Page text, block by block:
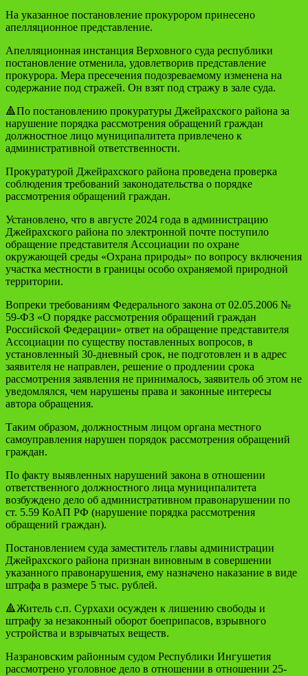
На указанное постановление прокурором принесено
апелляционное представление.
Апелляционная инстанция Верховного суда республики
постановление отменила, удовлетворив представление
прокурора. Мера пресечения подозреваемому изменена на
содержание под стражей. Он взят под стражу в зале суда.
🔺По постановлению прокуратуры Джейрахского района за
нарушение порядка рассмотрения обращений граждан
должностное лицо муниципалитета привлечено к
административной ответственности.
Прокуратурой Джейрахского района проведена проверка
соблюдения требований законодательства о порядке
рассмотрения обращений граждан.
Установлено, что в августе 2024 года в администрацию
Джейрахского района по электронной почте поступило
обращение представителя Ассоциации по охране
окружающей среды «Охрана природы» по вопросу включения
участка местности в границы особо охраняемой природной
территории.
Вопреки требованиям Федерального закона от 02.05.2006 №
59-ФЗ «О порядке рассмотрения обращений граждан
Российской Федерации» ответ на обращение представителя
Ассоциации по существу поставленных вопросов, в
установленный 30-дневный срок, не подготовлен и в адрес
заявителя не направлен, решение о продлении срока
рассмотрения заявления не принималось, заявитель об этом не
уведомлялся, чем нарушены права и законные интересы
автора обращения.
Таким образом, должностным лицом органа местного
самоуправления нарушен порядок рассмотрения обращений
граждан.
По факту выявленных нарушений закона в отношении
ответственного должностного лица муниципалитета
возбуждено дело об административном правонарушении по
ст. 5.59 КоАП РФ (нарушение порядка рассмотрения
обращений граждан).
Постановлением суда заместитель главы администрации
Джейрахского района признан виновным в совершении
указанного правонарушения, ему назначено наказание в виде
штрафа в размере 5 тыс. рублей.
🔺Житель с.п. Сурхахи осужден к лишению свободы и
штрафу за незаконный оборот боеприпасов, взрывного
устройства и взрывчатых веществ.
Назрановским районным судом Республики Ингушетия
рассмотрено уголовное дело в отношении в отношении 25-